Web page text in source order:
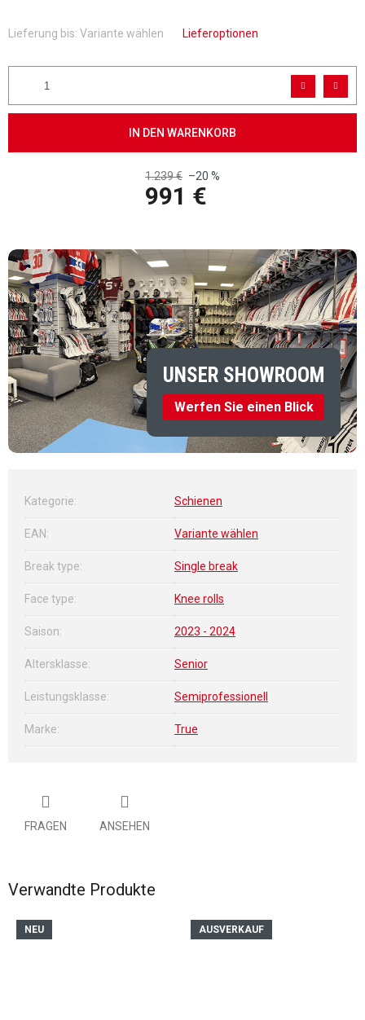
Lieferung bis: Variante wählen Lieferoptionen
IN DEN WARENKORB
1.239 € –20 %
991 €
UNSER SHOWROOM
Werfen Sie einen Blick
Kategorie: Schienen
EAN: Variante wählen
Break type: Single break
Face type: Knee rolls
Saison: 2023 - 2024
Altersklasse: Senior
Leistungsklasse: Semiprofessionell
Marke: True
FRAGEN ANSEHEN
Verwandte Produkte
NEU AUSVERKAUF